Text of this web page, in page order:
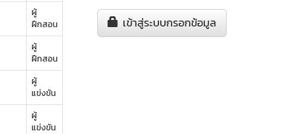
ผู้
ฝึกสอน
ผู้
ฝึกสอน
ผู้
แข่งขัน
ผู้
แข่งขัน
เข้าสู่ระบบกรอกข้อมูล